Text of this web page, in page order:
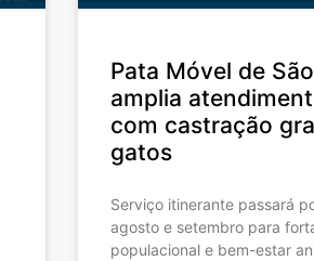
Pata Móvel de
amplia
com castração
gatos
Serviço itinerante passará
agosto e setembro para
populacional e bem-estar